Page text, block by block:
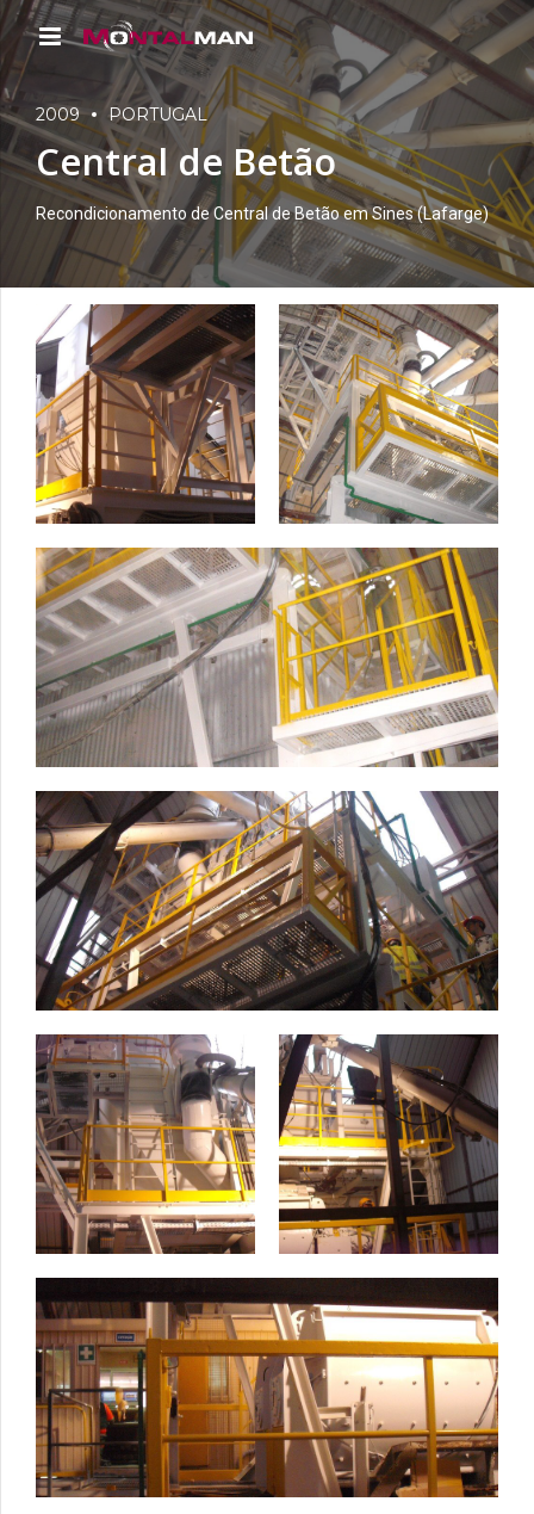
2009 PORTUGAL
Central de Betão
Recondicionamento de Central de Betão em Sines (Lafarge)